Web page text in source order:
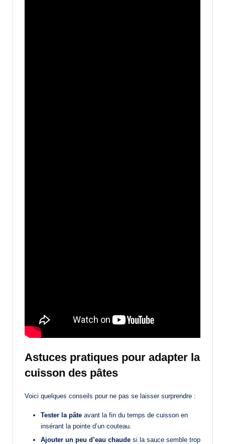
Astuces pratiques pour adapter la
cuisson des pâtes
Voici quelques conseils pour ne pas se laisser surprendre :
Tester la pâte avant la fin du temps de cuisson en
insérant la pointe d’un couteau.
Ajouter un peu d’eau chaude si la sauce semble trop